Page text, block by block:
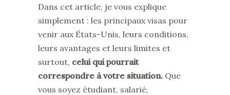
Dans cet article, je vous explique
simplement : les principaux visas pour
venir aux États-Unis, leurs conditions,
leurs avantages et leurs limites et
surtout, celui qui pourrait
correspondre à votre situation. Que
vous soyez étudiant, salarié,